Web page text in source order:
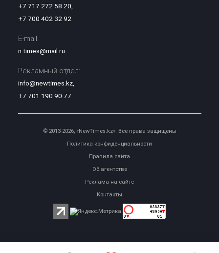
+7 717 272 58 20
+7 700 402 32 92
E-mail:
n.times@mail.ru
Рекламный отдел:
info@newtimes.kz,
+7 701 190 90 77
© 2013-2026, «NewTimes.kz». Все права защищены
Политика конфиденциальности
Правила сайта
Об агентстве
Реклама на сайте
Контакты